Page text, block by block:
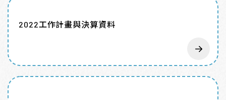
2022工作計畫與決算資料